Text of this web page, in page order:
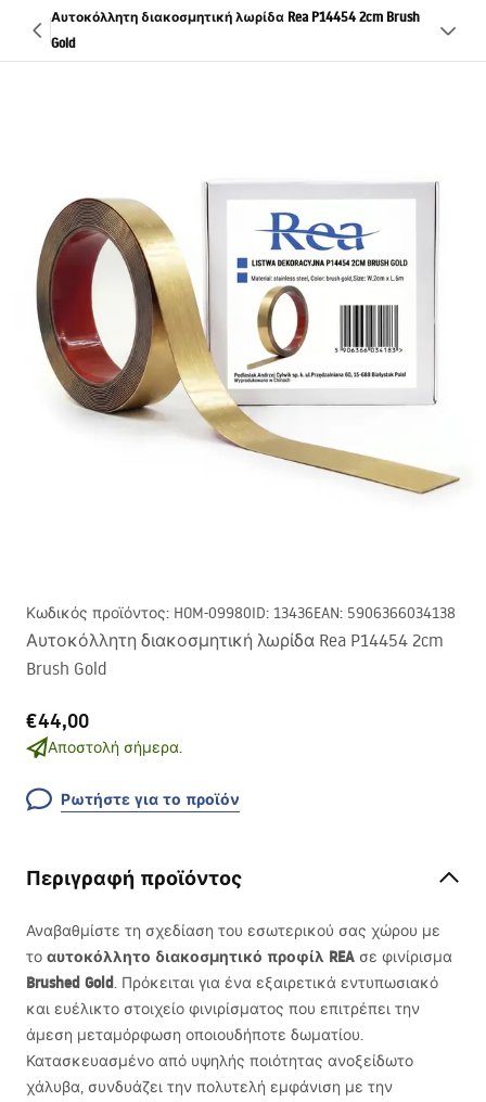
Αυτοκόλλητη διακοσμητική λωρίδα Rea P14454 2cm Brush
Gold
Κωδικός προϊόντος: HOM-09980ID: 13436EAN: 5906366034138
Αυτοκόλλητη διακοσμητική λωρίδα Rea P14454 2cm
Brush Gold
€44,00
Αποστολή σήμερα.
Ρωτήστε για το προϊόν
Περιγραφή προϊόντος
Αναβαθμίστε τη σχεδίαση του εσωτερικού σας χώρου με
το αυτοκόλλητο διακοσμητικό προφίλ REA σε φινίρισμα
Brushed Gold. Πρόκειται για ένα εξαιρετικά εντυπωσιακό
και ευέλικτο στοιχείο φινιρίσματος που επιτρέπει την
άμεση μεταμόρφωση οποιουδήποτε δωματίου.
Κατασκευασμένο από υψηλής ποιότητας ανοξείδωτο
χάλυβα, συνδυάζει την πολυτελή εμφάνιση με την